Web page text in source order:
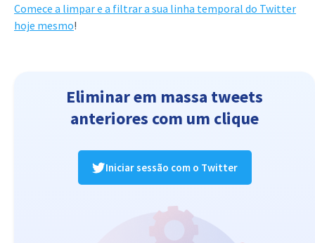
Comece a limpar e a filtrar a sua linha temporal do Twitter
hoje mesmo!
Eliminar em massa tweets
anteriores com um clique
Iniciar sessão com o Twitter